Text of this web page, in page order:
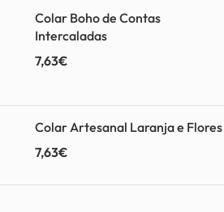
Colar Boho de Contas
Intercaladas
7,63€
Colar Artesanal Laranja e Flores
7,63€